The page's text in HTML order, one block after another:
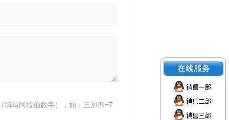
填写阿拉伯数字），如：三加四=7